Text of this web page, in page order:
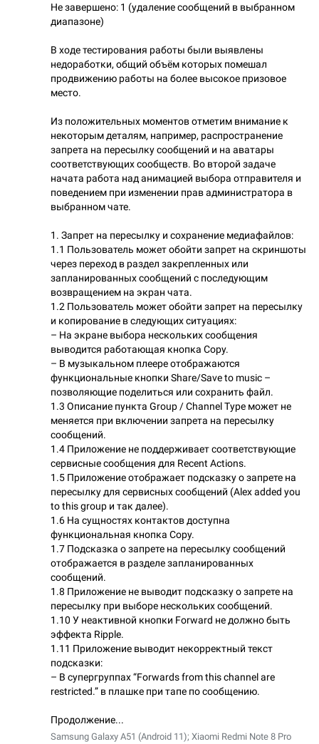
Не завершено: 1 (удаление сообщений в выбранном
диапазоне)
В ходе тестирования работы были выявлены
недоработки, общий объём которых помешал
продвижению работы на более высокое призовое
место.
Из положительных моментов отметим внимание к
некоторым деталям, например, распространение
запрета на пересылку сообщений и на аватары
соответствующих сообществ. Во второй задаче
начата работа над анимацией выбора отправителя и
поведением при изменении прав администратора в
выбранном чате.
​​​1. Запрет на пересылку и сохранение медиафайлов:
1.1 Пользователь может обойти запрет на скриншоты
через переход в раздел закрепленных или
запланированных сообщений с последующим
возвращением на экран чата.
1.2 Пользователь может обойти запрет на пересылку
и копирование в следующих ситуациях:
– На экране выбора нескольких сообщения
выводится работающая кнопка Copy.
– В музыкальном плеере отображаются
функциональные кнопки Share/Save to music –
позволяющие поделиться или сохранить файл.
1.3 Описание пункта Group / Channel Type может не
меняется при включении запрета на пересылку
сообщений.
1.4 Приложение не поддерживает соответствующие
сервисные сообщения для Recent Actions.
1.5 Приложение отображает подсказку о запрете на
пересылку для сервисных сообщений (Alex added you
to this group и так далее).
1.6 На сущностях контактов доступна
функциональная кнопка Copy.
1.7 Подсказка о запрете на пересылку сообщений
отображается в разделе запланированных
сообщений.
1.8 Приложение не выводит подсказку о запрете на
пересылку при выборе нескольких сообщений.
1.10 У неактивной кнопки Forward не должно быть
эффекта Ripple.
1.11 Приложение выводит некорректный текст
подсказки:
– В супергруппах “Forwards from this channel are
restricted.” в плашке при тапе по сообщению.
Продолжение...
Samsung Galaxy A51 (Android 11); Xiaomi Redmi Note 8 Pro